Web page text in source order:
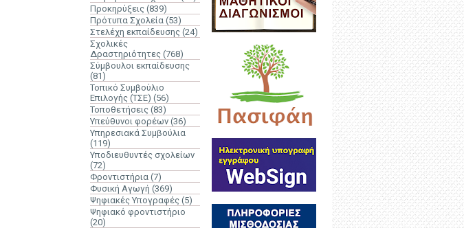
Προκηρύξεις (839)
Πρότυπα Σχολεία (53)
Στελέχη εκπαίδευσης (24)
Σχολικές
Δραστηριότητες (768)
Σύμβουλοι εκπαίδευσης
(81)
Τοπικό Συμβούλιο
Επιλογής (ΤΣΕ) (56)
Τοποθετήσεις (83)
Υπεύθυνοι φορέων (36)
Υπηρεσιακά Συμβούλια
(119)
Υποδιευθυντές σχολείων
(72)
Φροντιστήρια (7)
Φυσική Αγωγή (369)
Ψηφιακές Υπογραφές (5)
Ψηφιακό φροντιστήριο
(20)